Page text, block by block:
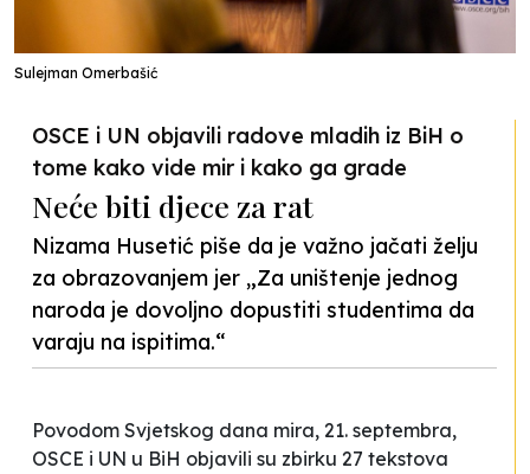
Sulejman Omerbašić
OSCE i UN objavili radove mladih iz BiH o
tome kako vide mir i kako ga grade
Neće biti djece za rat
Nizama Husetić piše da je važno jačati želju
za obrazovanjem jer „Za uništenje jednog
naroda je dovoljno dopustiti studentima da
varaju na ispitima.“
Povodom Svjetskog dana mira, 21. septembra,
OSCE i UN u BiH objavili su zbirku 27 tekstova